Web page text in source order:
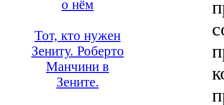
о нём
Тот, кто нужен
Зениту. Роберто
Манчини в
Зените.